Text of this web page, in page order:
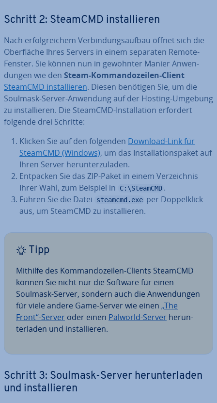
Schritt 2: SteamCMD in­stal­lie­ren
Nach er­folg­rei­chem Ver­bin­dungs­auf­bau öffnet sich die
Ober­flä­che Ihres Servers in einem separaten Remote-
Fenster. Sie können nun in gewohnter Manier An­wen­
dun­gen wie den Steam-Kom­man­do­zei­len-Client
SteamCMD in­stal­lie­ren. Diesen benötigen Sie, um die
Soulmask-Server-Anwendung auf der Hosting-Umgebung
zu in­stal­lie­ren. Die SteamCMD-In­stal­la­ti­on erfordert
folgende drei Schritte:
Klicken Sie auf den folgenden Download-Link für
SteamCMD (Windows), um das In­stal­la­ti­ons­pa­ket auf
Ihren Server her­un­ter­zu­la­den.
Entpacken Sie das ZIP-Paket in einem Ver­zeich­nis
Ihrer Wahl, zum Beispiel in
C:\SteamCMD .
Führen Sie die Datei
steamcmd.exe per Dop­pel­klick
aus, um SteamCMD zu in­stal­lie­ren.
Tipp
Mithilfe des Kom­man­do­zei­len-Clients SteamCMD
können Sie nicht nur die Software für einen
Soulmask-Server, sondern auch die An­wen­dun­gen
für viele andere Game-Server wie einen „The
Front“-Server oder einen Palworld-Server her­un­
ter­la­den und in­stal­lie­ren.
Schritt 3: Soulmask-Server her­un­ter­la­den
und in­stal­lie­ren